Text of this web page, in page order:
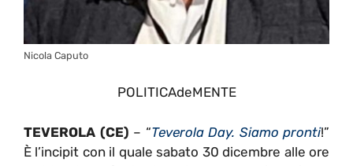
Nicola Caputo
POLITICAdeMENTE
TEVEROLA (CE) – “Teverola Day. Siamo pronti!”
È l’incipit con il quale sabato 30 dicembre alle ore